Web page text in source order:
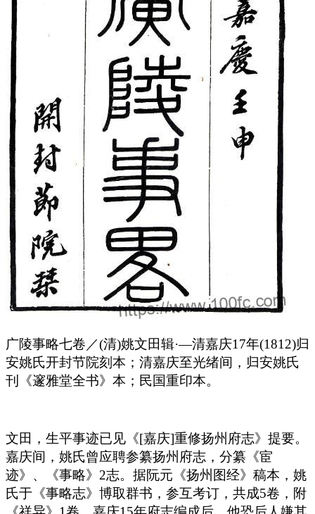
广陵事略七卷／(清)姚文田辑·—清嘉庆17年(1812)归
安姚氏开封节院刻本；清嘉庆至光绪间，归安姚氏
刊《邃雅堂全书》本；民国重印本。
文田，生平事迹已见《[嘉庆]重修扬州府志》提要。
嘉庆间，姚氏曾应聘参纂扬州府志，分纂《宦
迹》、《事略》2志。据阮元《扬州图经》稿本，姚
氏于《事略志》博取群书，参互考订，共成5卷，附